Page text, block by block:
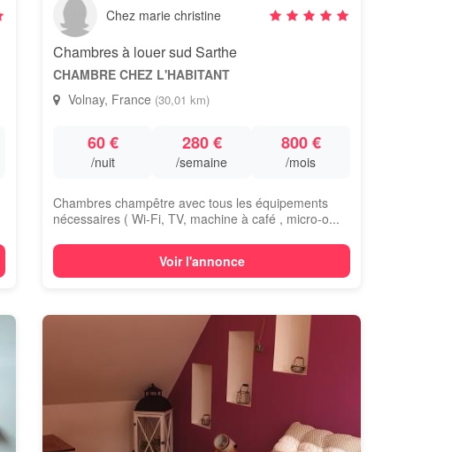
Chez marie christine
Chambres à louer sud Sarthe
CHAMBRE CHEZ L'HABITANT
Volnay, France (30,01 km)
60 €
/nuit
280 €
/semaine
800 €
/mois
Chambres champêtre avec tous les équipements
nécessaires ( Wi-Fi, TV, machine à café , micro-o...
Voir l'annonce